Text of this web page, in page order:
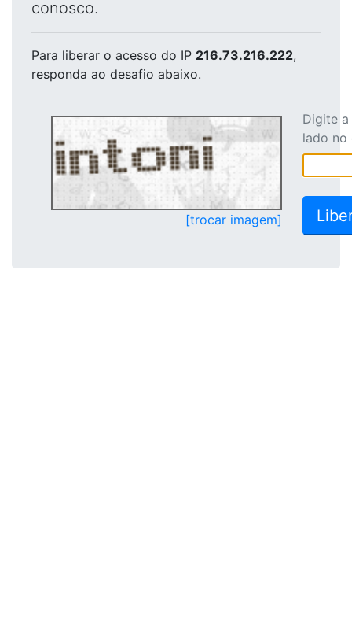
conosco.
Para liberar o acesso do IP 216.73.216.222,
responda ao desafio abaixo.
[trocar imagem]
Digite
lado no